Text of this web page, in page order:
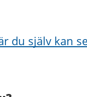
du själv kan